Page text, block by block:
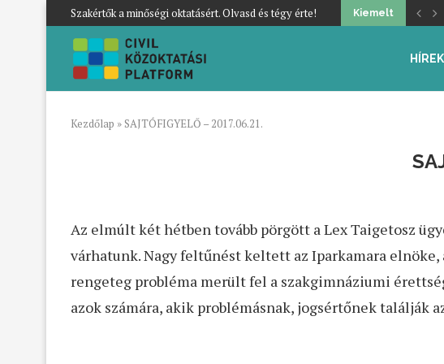
Szakértők a minőségi oktatásért. Olvasd és tégy érte! Kiemelt
HÍREK
Kezdőlap » SAJTÓFIGYELŐ – 2017.06.21.
Az elmúlt két hétben tovább pörgött a Lex Taigetosz
várhatunk. Nagy feltűnést keltett az Iparkamara
rengeteg probléma merült fel a szakgimnáziumi
azok számára, akik problémásnak, jogsértőnek találják